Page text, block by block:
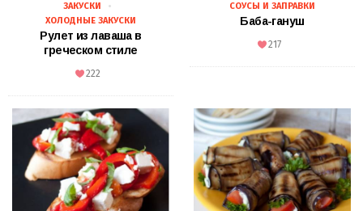
ЗАКУСКИ
ХОЛОДНЫЕ ЗАКУСКИ
Рулет из лаваша в
греческом стиле
222
СОУСЫ И ЗАПРАВКИ
Баба-гануш
217